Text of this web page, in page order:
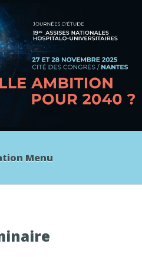
Menu